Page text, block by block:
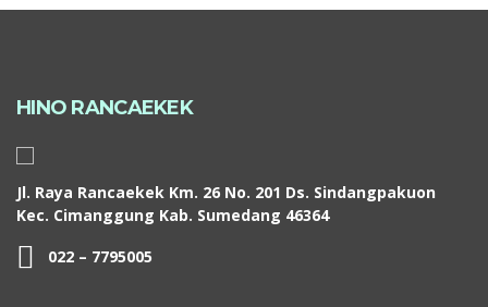
HINO RANCAEKEK
Jl. Raya Rancaekek Km. 26 No. 201 Ds. Sindangpakuon
Kec. Cimanggung Kab. Sumedang 46364
022 – 7795005